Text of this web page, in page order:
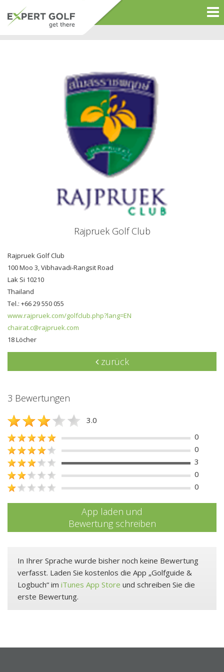
Rajpruek Golf Club
Rajpruek Golf Club
100 Moo 3, Vibhavadi-Rangsit Road
Lak Si 10210
Thailand
Tel.: +66 29 550 055
www.rajpruek.com/golfclub.php?lang=EN
chairat.c@rajpruek.com
18 Löcher
zurück
3 Bewertungen
3.0
0
0
3
0
0
App laden und
Bewertung schreiben
In Ihrer Sprache wurde bisher noch keine Bewertung
verfasst. Laden Sie kostenlos die App „Golfguide &
Logbuch“ im iTunes App Store und schreiben Sie die
erste Bewertung.